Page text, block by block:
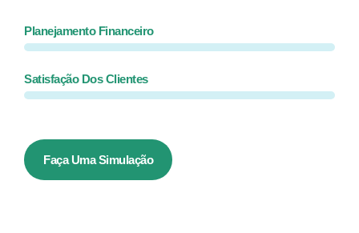
Planejamento Financeiro
Satisfação Dos Clientes
Faça Uma Simulação